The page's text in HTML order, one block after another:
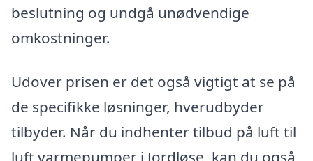
beslutning og undgå unødvendige
omkostninger.
Udover prisen er det også vigtigt at se på
de specifikke løsninger, hverudbyder
tilbyder. Når du indhenter tilbud på luft til
luft varmepumper i Jordløse, kan du også